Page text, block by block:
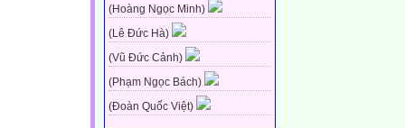
(Hoàng Ngọc Minh)
(Lê Đức Hà)
(Vũ Đức Cảnh)
(Phạm Ngọc Bách)
(Đoàn Quốc Việt)